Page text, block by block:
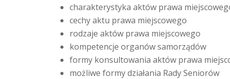
charakterystyka aktów prawa
cechy aktu prawa miejscowego
rodzaje aktów prawa miejscowego
kompetencje organów samorządów
formy konsultowania aktów prawa
możliwe formy działania Rady Seniorów